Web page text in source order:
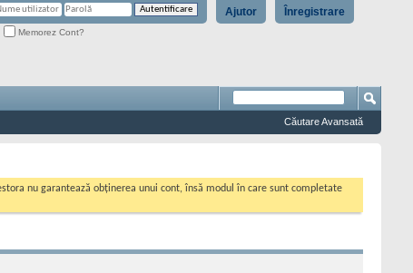
Înregistrare
Ajutor
Memorez Cont?
Căutare Avansată
nu garantează obținerea unui cont, însă modul în care sunt completate